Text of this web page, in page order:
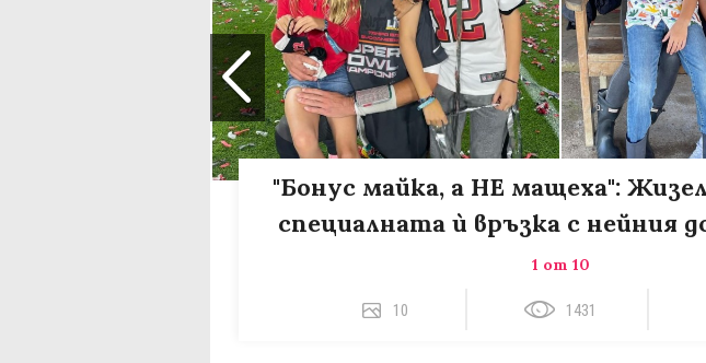
"Бонус майка, а НЕ мащеха":
специалната ѝ връзка с нейния
1 от 10
10 1431